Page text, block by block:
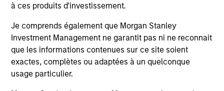
à ces produits d'investissement.
Je comprends également que Morgan Stanley
Investment Management ne garantit pas ni ne reconnait
que les informations contenues sur ce site soient
exactes, complètes ou adaptées à un quelconque
usage particulier.
real estate fundamentals—and where private
12-MAY-2026